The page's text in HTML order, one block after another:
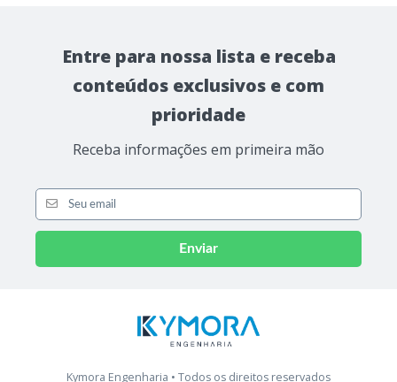
Entre para nossa lista e receba
conteúdos exclusivos e com
prioridade
Receba informações em primeira mão
Enviar
Kymora Engenharia • Todos os direitos reservados